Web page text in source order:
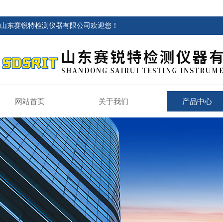
山东赛锐特检测仪器有限公司欢迎您！
网站首页 关于我们 产品中心